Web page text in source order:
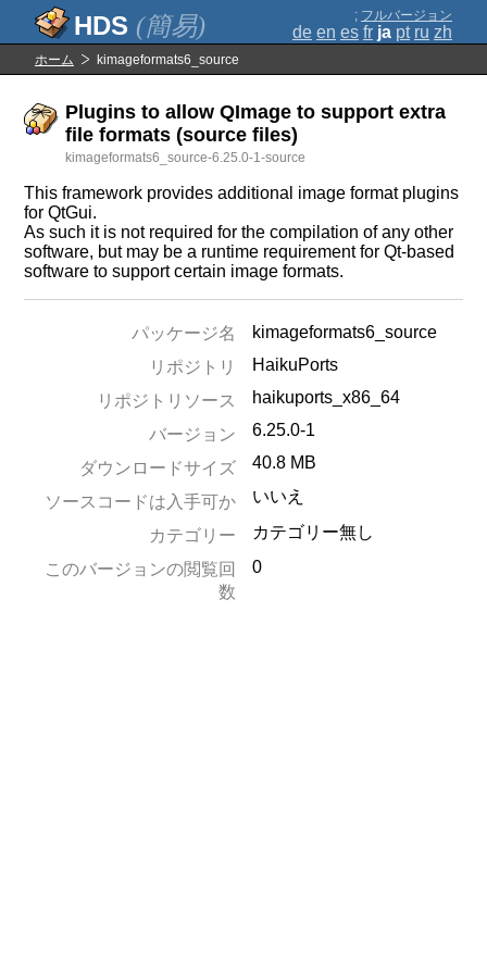
(簡易) ; フルバージョン
de en es fr ja pt ru zh
ホーム kimageformats6_source
Plugins to allow QImage to support extra
file formats (source files)
kimageformats6_source-6.25.0-1-source
This framework provides additional image format plugins
for QtGui.
As such it is not required for the compilation of any other
software, but may be a runtime requirement for Qt-based
software to support certain image formats.
パッケージ名
kimageformats6_source
リポジトリ
HaikuPorts
リポジトリソース
haikuports_x86_64
バージョン
6.25.0-1
ダウンロードサイズ 40.8 MB
ソースコードは入手可か いいえ
カテゴリー
カテゴリー無し
このバージョンの閲覧回
数
0